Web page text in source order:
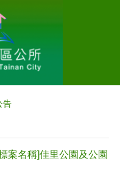
告
案名稱]佳里公園及公園